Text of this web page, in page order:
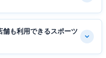
も利用できるスポーツ